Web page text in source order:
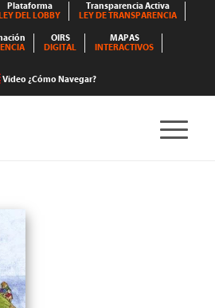
Plataforma
DEL LOBBY
Transparencia Activa
LEY DE TRANSPARENCIA
OIRS
DIGITAL
MAPAS
INTERACTIVOS
Video ¿Cómo Navegar?